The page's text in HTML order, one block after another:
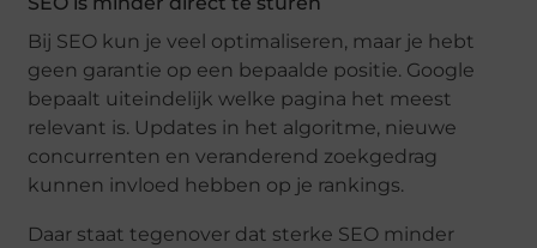
Bij SEO kun je veel optimaliseren, maar je hebt
geen garantie op een bepaalde positie. Google
bepaalt uiteindelijk welke pagina het meest
relevant is. Updates in het algoritme, nieuwe
concurrenten en veranderend zoekgedrag
kunnen invloed hebben op je rankings.
Daar staat tegenover dat sterke SEO minder